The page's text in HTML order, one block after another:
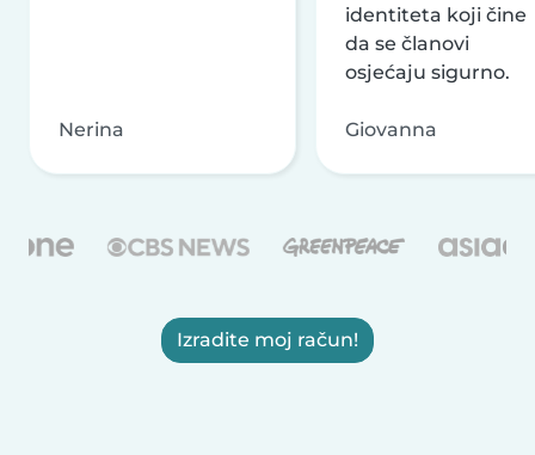
Nerina
identiteta koji čine
da se članovi
osjećaju sigurno.
Giovanna
Izradite moj račun!